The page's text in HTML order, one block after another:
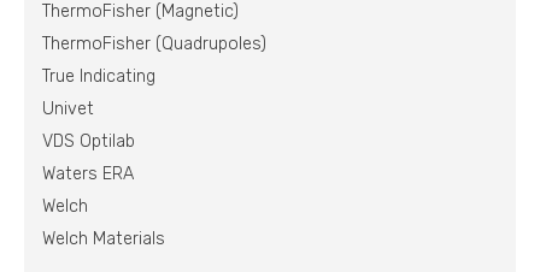
ThermoFisher (Magnetic)
ThermoFisher (Quadrupoles)
True Indicating
Univet
VDS Optilab
Waters ERA
Welch
Welch Materials